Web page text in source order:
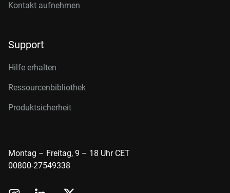
Kontakt aufnehmen
Support
Hilfe erhalten
Ressourcenbibliothek
Produktsicherheit
Montag – Freitag, 9 – 18 Uhr CET
00800-27549338